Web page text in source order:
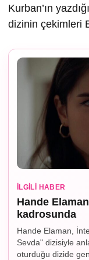
Kurban’ın
dizinin çekimleri
İLGILI HABER
Hande
kadrosunda
Hande Elaman,
Sevda" dizisiyle
oturduğu dizide